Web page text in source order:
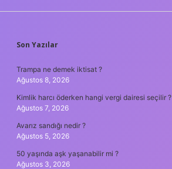
SIDEBAR
Son Yazılar
Trampa ne demek iktisat ?
Ağustos 8, 2026
Kimlik harcı öderken hangi vergi dairesi seçilir ?
Ağustos 7, 2026
Avarız sandığı nedir ?
Ağustos 5, 2026
50 yaşında aşk yaşanabilir mi ?
Ağustos 3, 2026